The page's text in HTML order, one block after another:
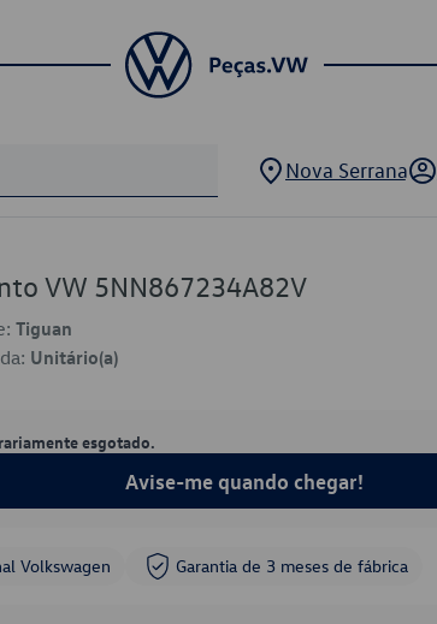
Nova Serrana
VW 5NN867234A82V
Tiguan
Unitário(a)
esgotado.
Avise-me quando chegar!
Volkswagen Garantia de 3 meses de fábrica